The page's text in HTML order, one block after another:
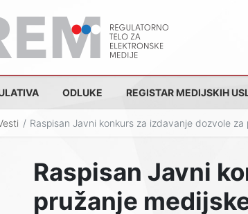
ODLUKE REGISTAR MEDIJSKIH
Raspisan Javni konkurs za izdavanje dozvole
Raspisan Javni
pružanje